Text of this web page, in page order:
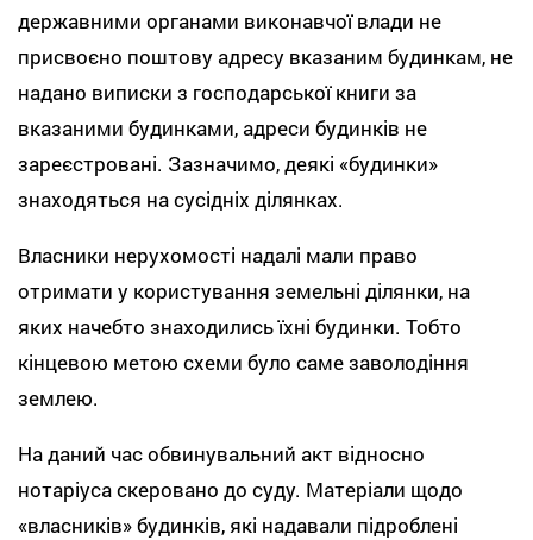
державними органами виконавчої влади не
присвоєно поштову адресу вказаним будинкам, не
надано виписки з господарської книги за
вказаними будинками, адреси будинків не
зареєстровані. Зазначимо, деякі «будинки»
знаходяться на сусідніх ділянках.
Власники нерухомості надалі мали право
отримати у користування земельні ділянки, на
яких начебто знаходились їхні будинки. Тобто
кінцевою метою схеми було саме заволодіння
землею.
На даний час обвинувальний акт відносно
нотаріуса скеровано до суду. Матеріали щодо
«власників» будинків, які надавали підроблені